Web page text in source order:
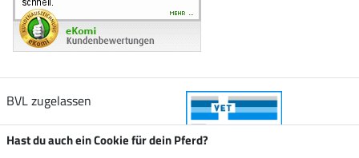
BVL zugelassen
Hast du auch ein Cookie für dein Pferd?